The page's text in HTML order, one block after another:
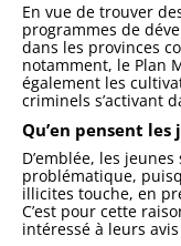
En vue de trouver
programmes de
dans les provinces
notamment, le Plan
également les
criminels s’activant
Qu’en pensent les
D’emblée, les
probléma­tique,
illicites touche, en
C’est pour cette
intéressé à leurs